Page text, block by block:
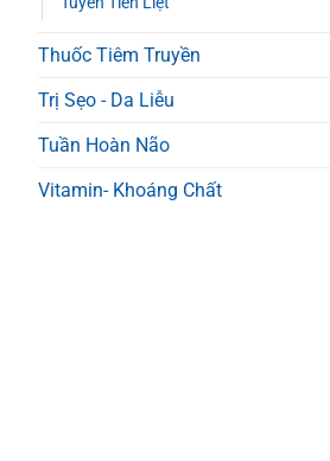
Thuốc Tiêm Truyền
Trị Sẹo - Da Liễu
Tuần Hoàn Não
Vitamin- Khoáng Chất